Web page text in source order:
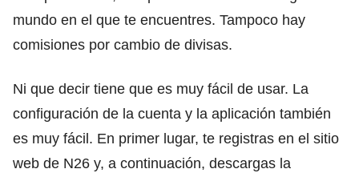
mundo en el que te encuentres. Tampoco hay
comisiones por cambio de divisas.
Ni que decir tiene que es muy fácil de usar. La
configuración de la cuenta y la aplicación también
es muy fácil. En primer lugar, te registras en el sitio
web de N26 y, a continuación, descargas la